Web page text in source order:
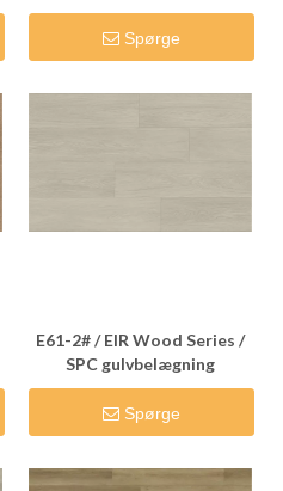
Spørge
E61-2# / EIR Wood Series /
SPC gulvbelægning
Spørge